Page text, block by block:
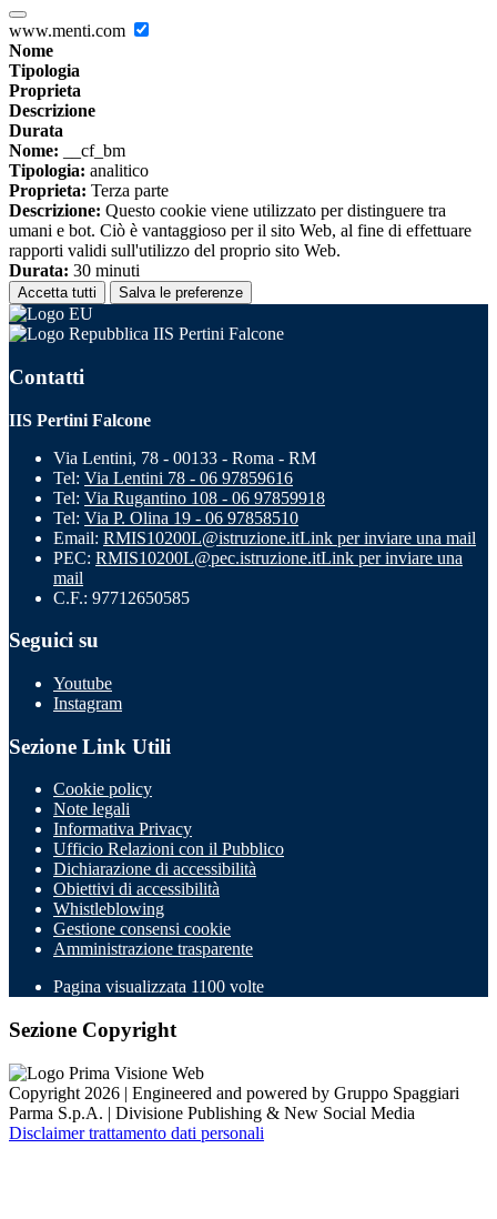
www.menti.com
Nome
Tipologia
Proprieta
Descrizione
Durata
Nome: __cf_bm
Tipologia: analitico
Proprieta: Terza parte
Descrizione: Questo cookie viene utilizzato per distinguere tra
umani e bot. Ciò è vantaggioso per il sito Web, al fine di effettuare
rapporti validi sull'utilizzo del proprio sito Web.
Durata: 30 minuti
Accetta tutti Salva le preferenze
IIS Pertini Falcone
Contatti
IIS Pertini Falcone
Via Lentini, 78 - 00133 - Roma - RM
Tel: Via Lentini 78 - 06 97859616
Tel: Via Rugantino 108 - 06 97859918
Tel: Via P. Olina 19 - 06 97858510
Email: RMIS10200L@istruzione.itLink per inviare una mail
PEC: RMIS10200L@pec.istruzione.itLink per inviare una
mail
C.F.: 97712650585
Seguici su
Youtube
Instagram
Sezione Link Utili
Cookie policy
Note legali
Informativa Privacy
Ufficio Relazioni con il Pubblico
Dichiarazione di accessibilità
Obiettivi di accessibilità
Whistleblowing
Gestione consensi cookie
Amministrazione trasparente
Pagina visualizzata 1100 volte
Sezione Copyright
Copyright 2026 | Engineered and powered by Gruppo Spaggiari
Parma S.p.A. | Divisione Publishing & New Social Media
Disclaimer trattamento dati personali